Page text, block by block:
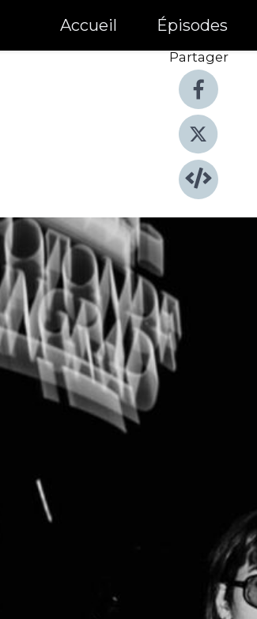
Accueil Épisodes
Partager